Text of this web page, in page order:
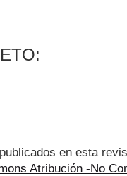
en esta
Atribución -No